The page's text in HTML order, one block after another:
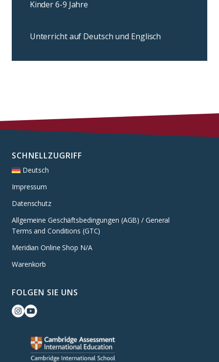
Kinder 6-9 Jahre
Unterricht auf Deutsch und Englisch
SCHNELLZUGRIFF
Deutsch
Impressum
Datenschutz
Allgemeine Geschäftsbedingungen (AGB) / General
Terms and Conditions (GTC)
Meridian Online Shop N/A
Warenkorb
FOLGEN SIE UNS